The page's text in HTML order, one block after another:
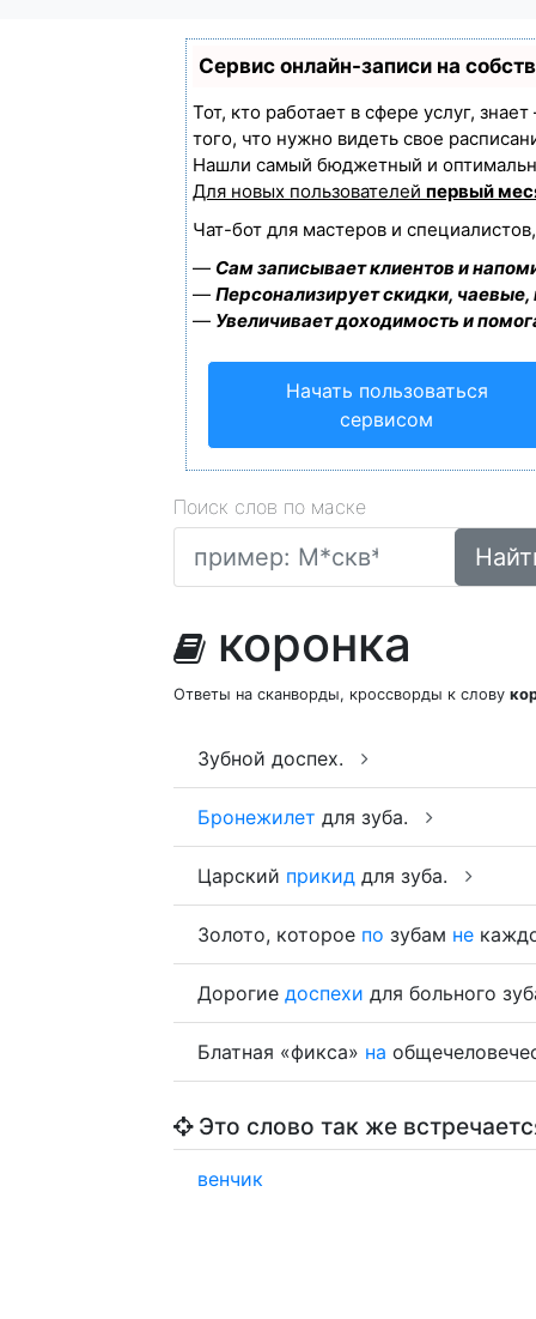
Сервис онлайн-записи на
Тот, кто работает в сфере услуг,
того, что нужно видеть свое
Нашли самый бюджетный и
Для новых пользователей первый
Чат-бот для мастеров и
— Сам записывает клиентов и
— Персонализирует скидки,
— Увеличивает доходимость и
Начать пользоваться
сервисом
Поиск слов по маске
коронка
Ответы на сканворды, кроссворды к слову
Зубной доспех.
Бронежилет для зуба.
Царский прикид для зуба.
Золото, которое по зубам не
Дорогие доспехи для больного
Блатная «фикса» на
Это слово так же
венчик